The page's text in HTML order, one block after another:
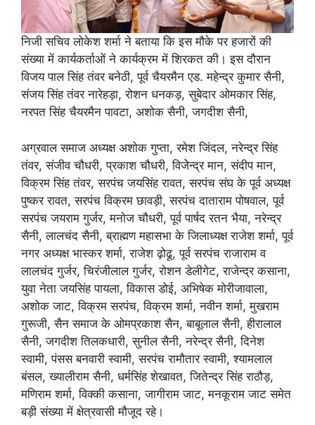
निजी सचिव लोकेश शर्मा ने बताया कि इस मौके पर हजारों की
संख्या में कार्यकर्ताओं ने कार्यक्रम में शिरकत की। इस दौरान
विजय पाल सिंह तंवर बनेठी, पूर्व चैयरमैन एड. महेन्द्र कुमार सैनी,
संजय सिंह तंवर नारेहड़ा, रोशन धनकड़, सुबेदार ओमकार सिंह,
नरपत सिंह चैयरमैन पावटा, अशोक सैनी, जगदीश सैनी,
अग्रवाल समाज अध्यक्ष अशोक गुप्ता, रमेश जिंदल, नरेन्द्र सिंह
तंवर, संजीव चौधरी, प्रकाश चौधरी, विजेेन्द्र मान, संदीप मान,
विक्रम सिंह तंवर, सरपंच जयसिंह रावत, सरपंच संघ के पूर्व अध्यक्ष
पुष्कर रावत, सरपंच विक्रम छावड़ी, सरपंच दाताराम पोषवाल, पूर्व
सरपंच जयराम गुर्जर, मनोज चौधरी, पूर्व पार्षद रतन भैया, नरेन्द्र
सैनी, लालचंद सैनी, ब्राह्मण महासभा के जिलाध्यक्ष राजेश शर्मा, पूर्व
नगर अध्यक्ष भास्कर शर्मा, राजेश ढ़ोढू, पूर्व सरपंच राजाराम व
लालचंद गुर्जर, चिरंजीलाल गुर्जर, रोशन डेलीगेट, राजेन्द्र कसाना,
युवा नेता जयसिंह पायला, विकास डोई, अभिषेक मोरीजावाला,
अशोक जाट, विक्रम सरपंच, विक्रम शर्मा, नवीन शर्मा, मुखराम
गुरूजी, सैन समाज के ओमप्रकाश सैन, बाबूलाल सैनी, हीरालाल
सैनी, जगदीश तिलकधारी, सुनील सैनी, नरेन्द्र सैनी, दिनेश
स्वामी, पंसस बनवारी स्वामी, सरपंच रामौतार स्वामी, श्यामलाल
बंसल, ख्यालीराम सैनी, धर्मसिंह शेखावत, जितेन्द्र सिंह राठौड़,
मणिराम शर्मा, विक्की कसाना, जागीराम जाट, मनकूराम जाट समेत
बड़ी संख्या में क्षेत्रवासी मौजूद रहे।